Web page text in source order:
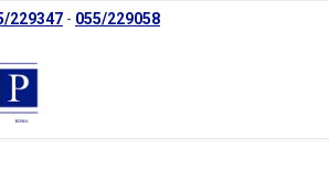
229347 - 055/229058